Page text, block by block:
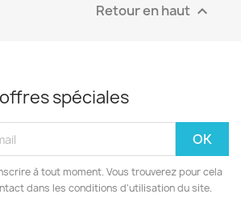
Retour en haut 
spéciales
à tout moment. Vous trouverez pour cela
dans les conditions d'utilisation du site.